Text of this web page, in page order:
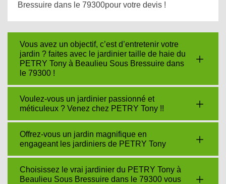
Bressuire dans le 79300pour votre devis !
Vous avez un objectif, c’est d’entretenir votre
jardin ? faites avec le jardinier taille de haie du
PETRY Tony à Beaulieu Sous Bressuire dans
le 79300 !
Voulez-vous un jardinier passionné et
méticuleux ? Venez chez PETRY Tony !!
Offrez-vous un jardin magnifique en
engageant les jardiniers de PETRY Tony
Choisissez le vrai jardinier du PETRY Tony à
Beaulieu Sous Bressuire dans le 79300 vous